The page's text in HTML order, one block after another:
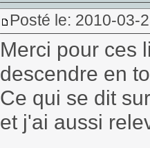
Posté le: 2010-03-
Merci pour ces
descendre en
Ce qui se dit
et j'ai aussi